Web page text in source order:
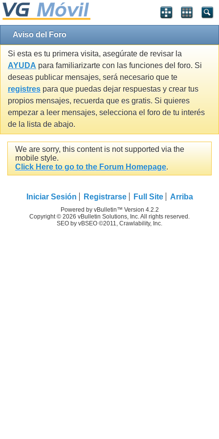
Aviso del Foro
Si esta es tu primera visita, asegúrate de revisar la
AYUDA para familiarizarte con las funciones del foro. Si
deseas publicar mensajes, será necesario que te
registres para que puedas dejar respuestas y crear tus
propios mensajes, recuerda que es gratis. Si quieres
empezar a leer mensajes, selecciona el foro de tu interés
de la lista de abajo.
We are sorry, this content is not supported via the
mobile style.
Click Here to go to the Forum Homepage.
Iniciar Sesión Registrarse Full Site Arriba
Powered by vBulletin™ Version 4.2.2
Copyright © 2026 vBulletin Solutions, Inc. All rights reserved.
SEO by vBSEO ©2011, Crawlability, Inc.